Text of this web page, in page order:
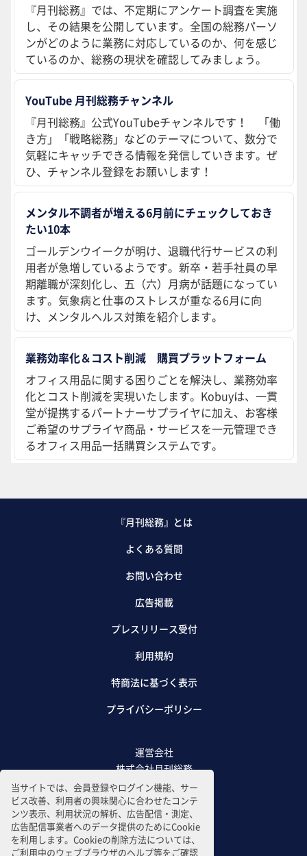
当サイトでは、会員登録やログイン機能、サー
ビス改善、利用者の興味関心に合わせたコンテ
ンツ表示、利用状況の解析、広告配信・測定、
広告配信事業者へのデータ提供のためにCookie
を利用します。Cookieの削除方法については、
ご利用中のウェブブラウザのヘルプ等をご確認
『月刊総務』では、不定期にアンケート調査を実施
し、その結果を公開しています。全国の総務パーソ
ンがどのように業務に対応しているのか、何を感じ
ているのか、総務の現状を確認してみましょう。
YouTube 月刊総務チャンネル
『月刊総務』公式YouTubeチャンネルです！ 「働
き方」「戦略総務」などのテーマについて、数分で
気軽にキャッチできる情報を発信していきます。ぜ
ひ、チャンネル登録をお願いします！
メンタル不調者が増える6月前にチェックしておき
たい10本
ゴールデンウイークが明け、退職代行サービスの利
用者が急増しているようです。新卒・若手社員の早
期離職が深刻化し、五（六）月病が話題になってい
ます。気象病と仕事のストレスが重なる6月に向
け、メンタルヘルス対策を紹介します。
業務効率化＆コスト削減 購買プラットフォーム
オフィス用品に関する困りごとを解決し、業務効率
化とコスト削減を実現いたします。Kobuyは、一貫
堂が提携するパートナーサプライヤに加え、お客様
ご希望のサプライヤ商品・サービスを一元管理でき
るオフィス用品一括購買システムです。
『月刊総務』とは
よくある質問
お問い合わせ
広告掲載
プレスリリース受付
利用規約
特商法に基づく表示
プライバシーポリシー
運営会社
株式会社月刊総務